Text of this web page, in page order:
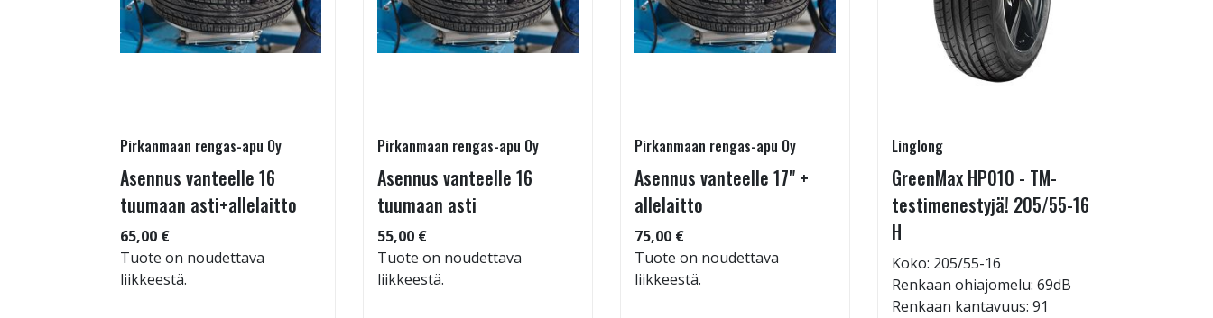
Pirkanmaan rengas-apu Oy
Asennus vanteelle 16
tuumaan asti+allelaitto
65,00 €
Tuote on noudettava
liikkeestä.
Pirkanmaan rengas-apu Oy
Asennus vanteelle 16
tuumaan asti
55,00 €
Tuote on noudettava
liikkeestä.
Pirkanmaan rengas-apu Oy
Asennus vanteelle 17" +
allelaitto
75,00 €
Tuote on noudettava
liikkeestä.
Linglong
GreenMax HP010 - TM-
testimenestyjä! 205/55-16
H
Koko: 205/55-16
Renkaan ohiajomelu: 69dB
Renkaan kantavuus: 91